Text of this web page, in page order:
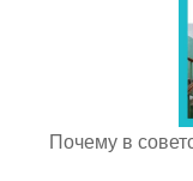
Почему в